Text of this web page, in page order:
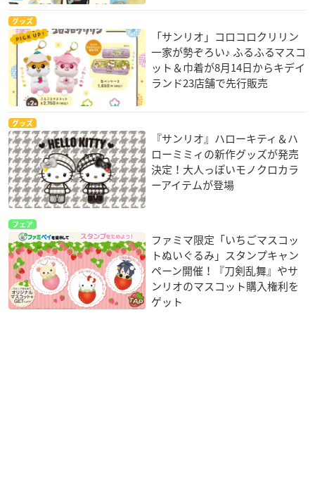
グッズ
「サンリオ」コロコロクリリン
一家が勢ぞろい♪ ふるふるマスコ
ット＆巾着が8月14日からキデイ
ランド23店舗で先行販売
グッズ
『サンリオ』ハローキティ＆ハ
ローミミィの新作グッズが発売
決定！大人っぽいモノクロカラ
ーアイテムが登場
フェア
ファミマ限定「いちごマスコッ
トぬいぐるみ」スタンプキャン
ペーン開催！『刀剣乱舞』やサ
ンリオのマスコット購入権利を
ゲット